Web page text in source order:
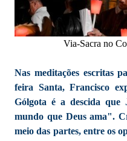
Via-Sacra no
Nas meditações escritas
feira Santa, Francisco
Gólgota é a descida que
mundo que Deus ama".
meio das partes, entre os